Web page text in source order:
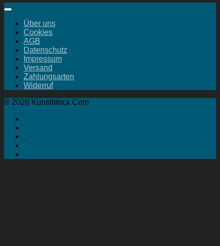
Über uns
Cookies
AGB
Datenschutz
Impressum
Versand
Zahlungsarten
Widerruf
© 2026 Kunstblock Com